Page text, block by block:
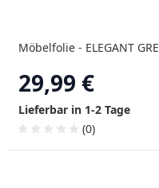
Möbelfolie - ELEGANT
29,99 €
Lieferbar in 1-2 Tage
(0)